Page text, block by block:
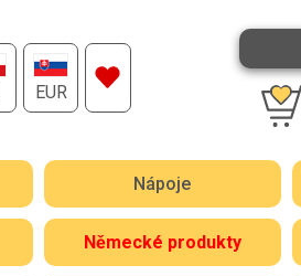
EUR
Nápoje
Německé produkty